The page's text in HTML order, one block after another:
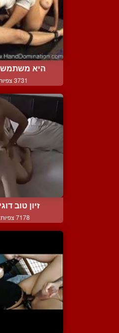
היא משתמש
3731 צפיות
זיון טוב
7178 צפיות